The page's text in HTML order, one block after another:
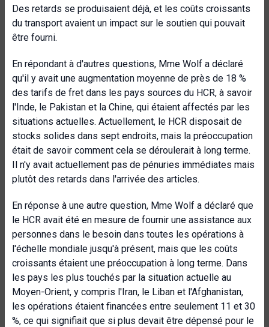
Des retards se produisaient déjà, et les coûts croissants
du transport avaient un impact sur le soutien qui pouvait
être fourni.
En répondant à d'autres questions, Mme Wolf a déclaré
qu'il y avait une augmentation moyenne de près de 18 %
des tarifs de fret dans les pays sources du HCR, à savoir
l'Inde, le Pakistan et la Chine, qui étaient affectés par les
situations actuelles. Actuellement, le HCR disposait de
stocks solides dans sept endroits, mais la préoccupation
était de savoir comment cela se déroulerait à long terme.
Il n'y avait actuellement pas de pénuries immédiates mais
plutôt des retards dans l'arrivée des articles.
En réponse à une autre question, Mme Wolf a déclaré que
le HCR avait été en mesure de fournir une assistance aux
personnes dans le besoin dans toutes les opérations à
l'échelle mondiale jusqu'à présent, mais que les coûts
croissants étaient une préoccupation à long terme. Dans
les pays les plus touchés par la situation actuelle au
Moyen-Orient, y compris l'Iran, le Liban et l'Afghanistan,
les opérations étaient financées entre seulement 11 et 30
%, ce qui signifiait que si plus devait être dépensé pour le